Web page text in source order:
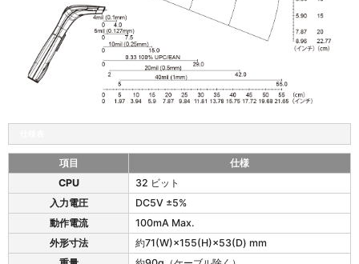
S
6
5
項目
仕様
CPU
32 ビット
入力電圧
DC5V ±5%
動作電流
100mA Max.
外形寸法
約71(W)×155(H)×53(D) mm